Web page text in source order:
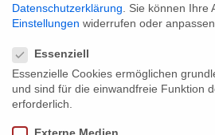
Seit letzter Woche ist MAKE LOVE im
gestartet. Wir freuen uns über die
haben hier ein paar ausgewählte
Henning im TV und Radio
Datenschutzerklärung
Sie können Ihre
Einstellungen widerrufen oder anpassen.
Essenziell
Essenzielle Cookies ermöglichen
und sind für die einwandfreie Funktion
erforderlich.